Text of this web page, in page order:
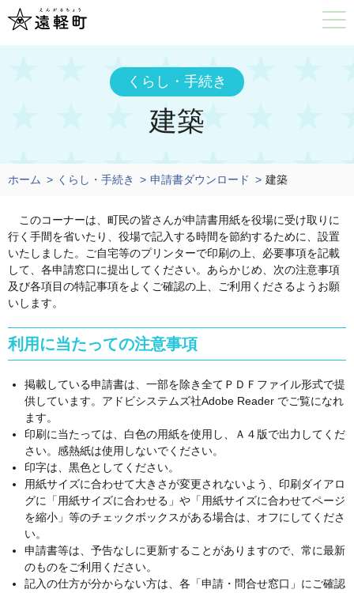
くらし・手続き
建築
ホーム くらし・手続き 申請書ダウンロード 建築
このコーナーは、町民の皆さんが申請書用紙を役場に受け取りに
行く手間を省いたり、役場で記入する時間を節約するために、設置
いたしました。ご自宅等のプリンターで印刷の上、必要事項を記載
して、各申請窓口に提出してください。あらかじめ、次の注意事項
及び各項目の特記事項をよくご確認の上、ご利用くださるようお願
いします。
利用に当たっての注意事項
掲載している申請書は、一部を除き全てＰＤＦファイル形式で提
供しています。アドビシステムズ社Adobe Reader でご覧になれ
ます。
印刷に当たっては、白色の用紙を使用し、Ａ４版で出力してくだ
さい。感熱紙は使用しないでください。
印字は、黒色としてください。
用紙サイズに合わせて大きさが変更されないよう、印刷ダイアロ
グに「用紙サイズに合わせる」や「用紙サイズに合わせてページ
を縮小」等のチェックボックスがある場合は、オフにしてくださ
い。
申請書等は、予告なしに更新することがありますので、常に最新
のものをご利用ください。
記入の仕方が分からない方は、各「申請・問合せ窓口」にご確認